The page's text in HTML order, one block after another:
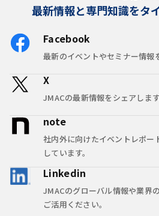
最新情報と専門知識をタ
Facebook
最新のイベントやセミナー情報
X
JMACの最新情報をシェアします
note
社内外に向けたイベントレポー
しています。
Linkedin
JMACのグローバル情報や業界
ご活用ください。